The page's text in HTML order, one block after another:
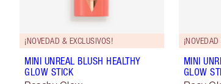
¡NOVEDAD & EXCLUSIVOS!
MINI UNREAL BLUSH HEALTHY
GLOW STICK
MINI
GLOW